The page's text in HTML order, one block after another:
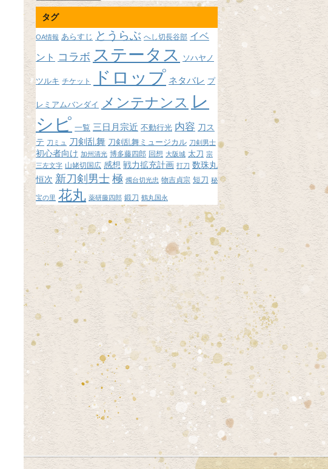
ー
カ
イ
ブ
タグ
OA情報 あらすじ とうらぶ へし切長谷部 イベ
ント コラボ ステータス ソハヤノ
ツルキ チケット ドロップ ネタバレ プ
レミアムバンダイ メンテナンス レ
シピ 一覧 三日月宗近 不動行光 内容 刀ス
テ 刀ミュ 刀剣乱舞 刀剣乱舞ミュージカル 刀剣男士
初心者向け 加州清光 博多藤四郎 回想 大阪城 太刀 宗
三左文字 山姥切国広 感想 戦力拡充計画 打刀 数珠丸
恒次 新刀剣男士 極 燭台切光忠 物吉貞宗 短刀 秘
宝の里 花丸 薬研藤四郎 鍛刀 鶴丸国永